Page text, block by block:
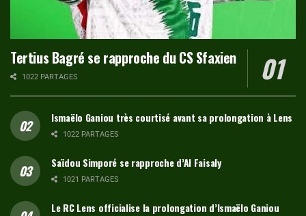
Tertius Bagré se rapproche du CS Sfaxien
1022 PARTAGES
Ismaëlo Ganiou très courtisé avant sa prolongation à Lens
1022 PARTAGES
Saïdou Simporé se rapproche d’Al Faisaly
1021 PARTAGES
Le RC Lens officialise la prolongation d’Ismaëlo Ganiou